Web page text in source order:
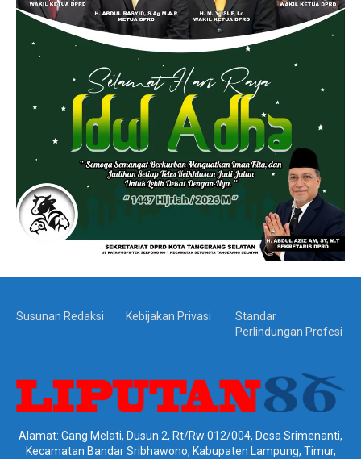
Susunan Redaksi Kebijakan Privasi
Standar
Perlindungan Profesi
Alamat: Gang Melati, Dusun 2, Rt/Rw 012/004, Desa Srimenanti,
Kecamatan Bandar Sribhawono, Kabupaten Lampung, Timur,